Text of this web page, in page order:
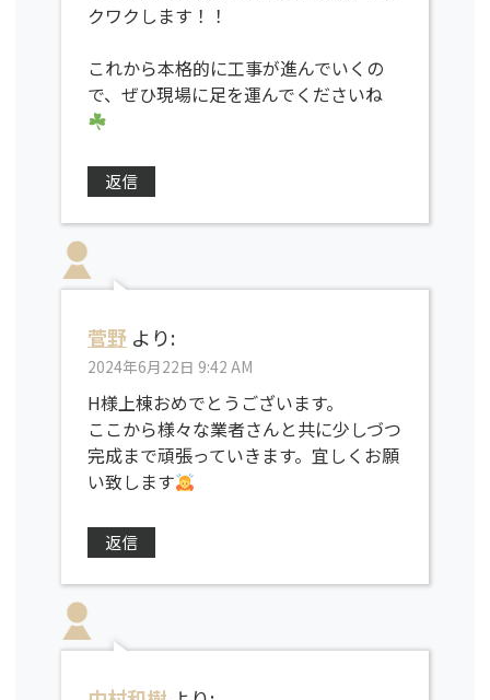
クワクします！！
これから本格的に工事が進んでいくの
で、ぜひ現場に足を運んでくださいね
返信
菅野 より:
2024年6月22日 9:42 AM
H様上棟おめでとうございます。
ここから様々な業者さんと共に少しづつ
完成まで頑張っていきます。宜しくお願
い致します
返信